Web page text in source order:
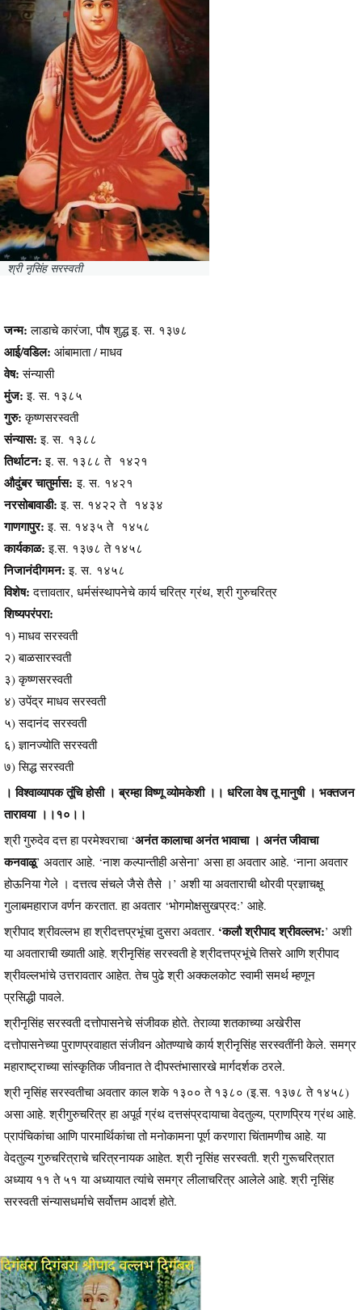
श्री नृसिंह सरस्वती
जन्म: लाडाचे कारंजा, पौष शुद्ध इ. स. १३७८
आई/वडिल: आंबामाता / माधव
वेष: संन्यासी
मुंज: इ. स. १३८५
गुरु: कृष्णसरस्वती
संन्यास: इ. स. १३८८
तिर्थाटन: इ. स. १३८८ ते १४२१
औदुंबर चातुर्मास: इ. स. १४२१
नरसोबावाडी: इ. स. १४२२ ते १४३४
गाणगापुर: इ. स. १४३५ ते १४५८
कार्यकाळ: इ.स. १३७८ ते १४५८
निजानंदीगमन: इ. स. १४५८
विशेष: दत्तावतार, धर्मसंस्थापनेचे कार्य चरित्र ग्रंथ, श्री गुरुचरित्र
शिष्यपरंपरा:
१) माधव सरस्वती
२) बाळसारस्वती
३) कृष्णसरस्वती
४) उपेंद्र माधव सरस्वती
५) सदानंद सरस्वती
६) ज्ञानज्योति सरस्वती
७) सिद्ध सरस्वती
। विश्वाव्यापक तूंचि होसी । ब्रम्हा विष्णू व्योमकेशी ।। धरिला वेष तू मानुषी । भक्तजन
तारावया ।।१०।।
श्री गुरुदेव दत्त हा परमेश्वराचा ‘अनंत कालाचा अनंत भावाचा । अनंत जीवाचा
कनवाळू’ अवतार आहे. ‘नाश कल्पान्तीही असेना’ असा हा अवतार आहे. ‘नाना अवतार
होऊनिया गेले । दत्तत्व संचले जैसे तैसे ।’ अशी या अवताराची थोरवी प्रज्ञाचक्षू
गुलाबमहाराज वर्णन करतात. हा अवतार ‘भोगमोक्षसुखप्रद:’ आहे.
श्रीपाद श्रीवल्लभ हा श्रीदत्तप्रभूंचा दुसरा अवतार. ‘कलौ श्रीपाद श्रीवल्लभ:’ अशी
या अवताराची ख्याती आहे. श्रीनृसिंह सरस्वती हे श्रीदत्तप्रभूंचे तिसरे आणि श्रीपाद
श्रीवल्लभांचे उत्तरावतार आहेत. तेच पुढे श्री अक्कलकोट स्वामी समर्थ म्हणून
प्रसिद्धी पावले.
श्रीनृसिंह सरस्वती दत्तोपासनेचे संजीवक होते. तेराव्या शतकाच्या अखेरीस
दत्तोपासनेच्या पुराणप्रवाहात संजीवन ओतण्याचे कार्य श्रीनृसिंह सरस्वतींनी केले. समग्र
महाराष्ट्राच्या सांस्कृतिक जीवनात ते दीपस्तंभासारखे मार्गदर्शक ठरले.
श्री नृसिंह सरस्वतीचा अवतार काल शके १३०० ते १३८० (इ.स. १३७८ ते १४५८)
असा आहे. श्रीगुरुचरित्र हा अपूर्व ग्रंथ दत्तसंप्रदायाचा वेदतुल्य, प्राणप्रिय ग्रंथ आहे.
प्रापंचिकांचा आणि पारमार्थिकांचा तो मनोकामना पूर्ण करणारा चिंतामणीच आहे. या
वेदतुल्य गुरुचरित्राचे चरित्रनायक आहेत. श्री नृसिंह सरस्वती. श्री गुरूचरित्रात
अध्याय ११ ते ५१ या अध्यायात त्यांचे समग्र लीलाचरित्र आलेले आहे. श्री नृसिंह
सरस्वती संन्यासधर्माचे सर्वोत्तम आदर्श होते.